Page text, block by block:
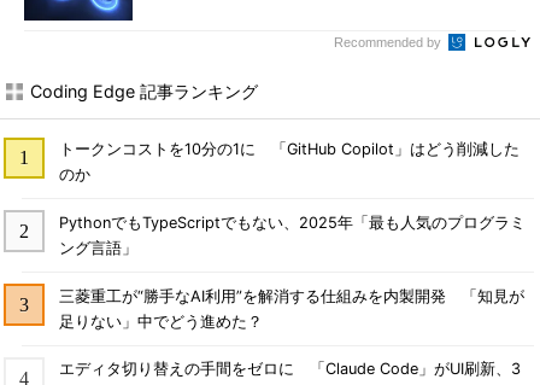
Recommended by
Coding Edge 記事ランキング
トークンコストを10分の1に 「GitHub Copilot」はどう削減した
のか
PythonでもTypeScriptでもない、2025年「最も人気のプログラミ
ング言語」
三菱重工が“勝手なAI利用”を解消する仕組みを内製開発 「知見が
足りない」中でどう進めた？
エディタ切り替えの手間をゼロに 「Claude Code」がUI刷新、3